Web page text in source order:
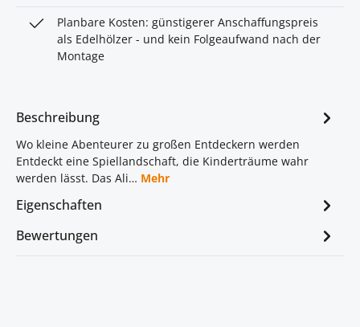
Planbare Kosten: günstigerer Anschaffungspreis
als Edelhölzer - und kein Folgeaufwand nach der
Montage
Beschreibung
Wo kleine Abenteurer zu großen Entdeckern werden
Entdeckt eine Spiellandschaft, die Kinderträume wahr
werden lässt. Das Ali… Mehr
Eigenschaften
Bewertungen